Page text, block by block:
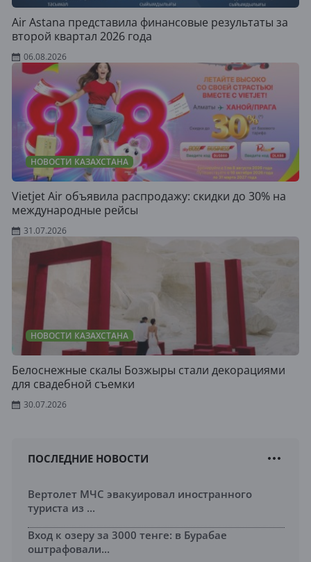
Air Astana представила финансовые результаты за
второй квартал 2026 года
06.08.2026
НОВОСТИ КАЗАХСТАНА
Vietjet Air объявила распродажу: скидки до 30% на
международные рейсы
31.07.2026
НОВОСТИ КАЗАХСТАНА
Белоснежные скалы Бозжыры стали декорациями
для свадебной съемки
30.07.2026
ПОСЛЕДНИЕ НОВОСТИ
Вертолет МЧС эвакуировал иностранного
туриста из ...
Вход к озеру за 3000 тенге: в Бурабае
оштрафовали...